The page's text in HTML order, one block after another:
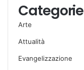
Categorie
Arte
Attualità
Evangelizzazione